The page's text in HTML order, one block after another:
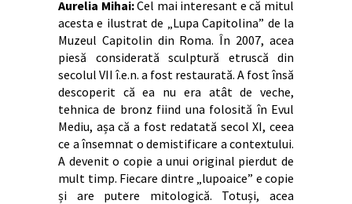
Aurelia Mihai:Cel mai interesant e că mitul
acesta e ilustrat de „Lupa Capitolina” de la
Muzeul Capitolin din Roma. În 2007, acea
piesă considerată sculptură etruscă din
secolul VII î.e.n. a fost restaurată. A fost însă
descoperit că ea nu era atât de veche,
tehnica de bronz fiind una folosită în Evul
Mediu, așa că a fost redatată secol XI, ceea
ce a însemnat o demistificare a contextului.
A devenit o copie a unui original pierdut de
mult timp. Fiecare dintre „lupoaice” e copie
și are putere mitologică. Totuși, acea